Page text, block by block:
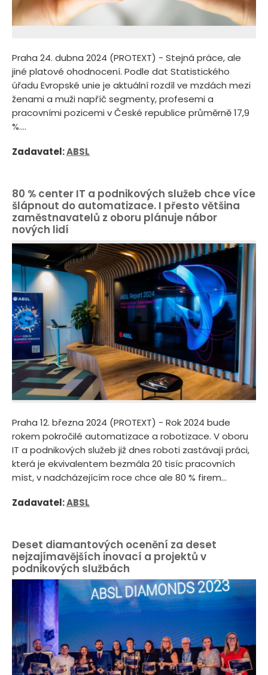
Praha 24. dubna 2024 (PROTEXT) - Stejná práce, ale
jiné platové ohodnocení. Podle dat Statistického
úřadu Evropské unie je aktuální rozdíl ve mzdách mezi
ženami a muži napříč segmenty, profesemi a
pracovními pozicemi v České republice průměrně 17,9
%....
Zadavatel:ABSL
80 % center IT a podnikových služeb chce více
šlápnout do automatizace. I přesto většina
zaměstnavatelů z oboru plánuje nábor
nových lidí
Praha 12. března 2024 (PROTEXT) - Rok 2024 bude
rokem pokročilé automatizace a robotizace. V oboru
IT a podnikových služeb již dnes roboti zastávají práci,
která je ekvivalentem bezmála 20 tisíc pracovních
míst, v nadcházejícím roce chce ale 80 % firem...
Zadavatel:ABSL
Deset diamantových ocenění za deset
nejzajímavějších inovací a projektů v
podnikových službách